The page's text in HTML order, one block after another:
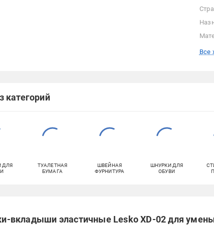
Все
категорий
ДЛЯ
ТУАЛЕТНАЯ
БУМАГА
ШВЕЙНАЯ
ФУРНИТУРА
ШНУРКИ ДЛЯ
ОБУВИ
вкладыши эластичные Lesko XD-02 для